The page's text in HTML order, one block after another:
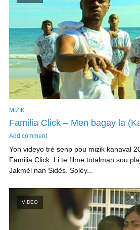
MIZIK
Familia Click – Men bagay la
Add comment
Yon videyo trè senp pou mizik kanaval
Familia Click. Li te filme totalman sou
Jakmèl nan Sidès. Solèy...
VIDEO